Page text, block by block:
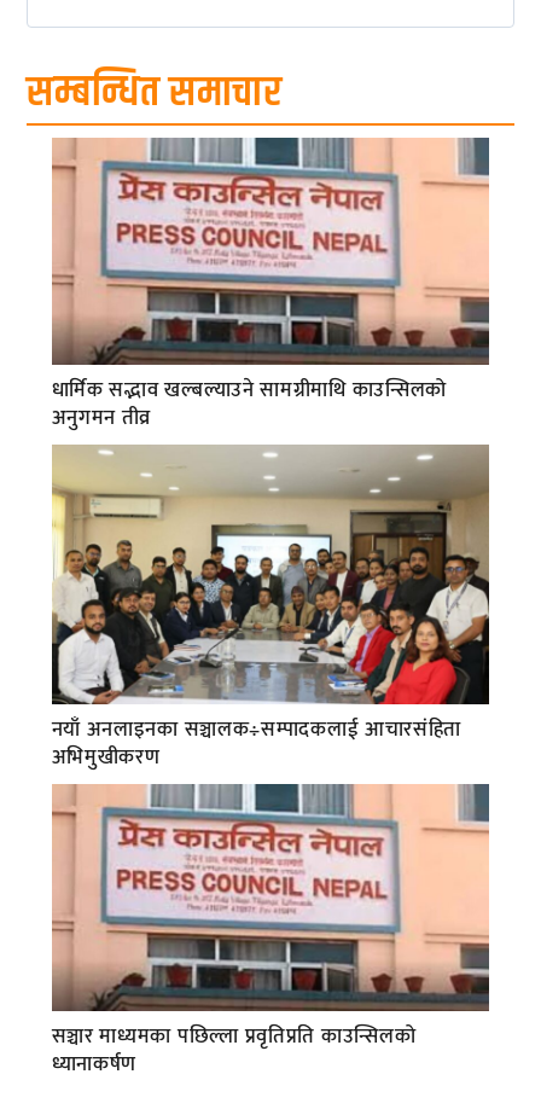
सम्बन्धित समाचार
धार्मिक सद्भाव खल्बल्याउने सामग्रीमाथि काउन्सिलको
अनुगमन तीव्र
नयाँ अनलाइनका सञ्चालक÷सम्पादकलाई आचारसंहिता
अभिमुखीकरण
सञ्चार माध्यमका पछिल्ला प्रवृतिप्रति काउन्सिलको
ध्यानाकर्षण